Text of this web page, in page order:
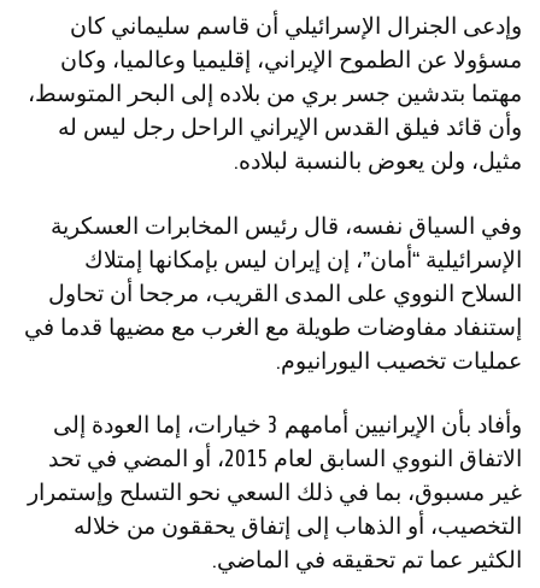
وإدعى الجنرال الإسرائيلي أن قاسم سليماني كان
مسؤولا عن الطموح الإيراني، إقليميا وعالميا، وكان
مهتما بتدشين جسر بري من بلاده إلى البحر المتوسط،
وأن قائد فيلق القدس الإيراني الراحل رجل ليس له
مثيل، ولن يعوض بالنسبة لبلاده.
وفي السياق نفسه، قال رئيس المخابرات العسكرية
الإسرائيلية “أمان”، إن إيران ليس بإمكانها إمتلاك
السلاح النووي على المدى القريب، مرجحا أن تحاول
إستنفاد مفاوضات طويلة مع الغرب مع مضيها قدما في
عمليات تخصيب اليورانيوم.
وأفاد بأن الإيرانيين أمامهم 3 خيارات، إما العودة إلى
الاتفاق النووي السابق لعام 2015، أو المضي في تحد
غير مسبوق، بما في ذلك السعي نحو التسلح وإستمرار
التخصيب، أو الذهاب إلى إتفاق يحققون من خلاله
الكثير عما تم تحقيقه في الماضي.